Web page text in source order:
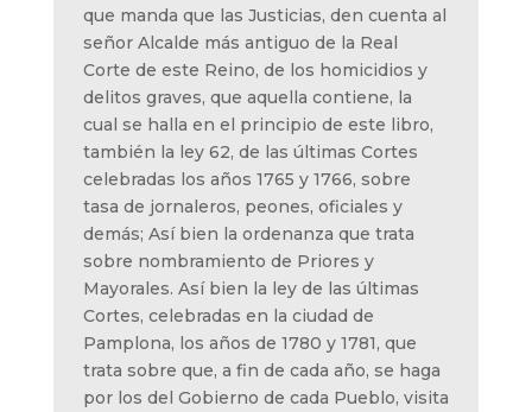
que manda que las Justicias, den cuenta al
señor Alcalde más antiguo de la Real
Corte de este Reino, de los homicidios y
delitos graves, que aquella contiene, la
cual se halla en el principio de este libro,
también la ley 62, de las últimas Cortes
celebradas los años 1765 y 1766, sobre
tasa de jornaleros, peones, oficiales y
demás; Así bien la ordenanza que trata
sobre nombramiento de Priores y
Mayorales. Así bien la ley de las últimas
Cortes, celebradas en la ciudad de
Pamplona, los años de 1780 y 1781, que
trata sobre que, a fin de cada año, se haga
por los del Gobierno de cada Pueblo, visita